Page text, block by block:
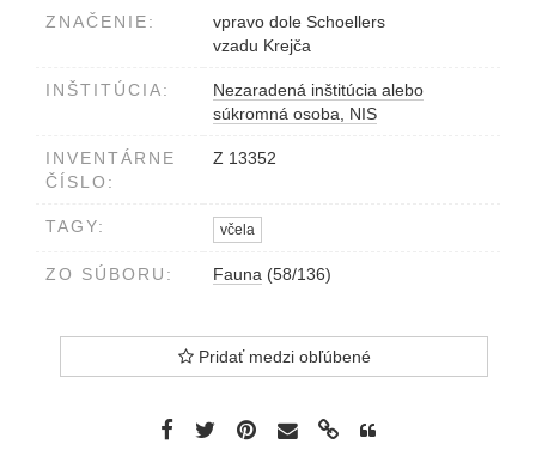
ZNAČENIE:
vpravo dole Schoellers
vzadu Krejča
INŠTITÚCIA:
Nezaradená inštitúcia alebo
súkromná osoba, NIS
INVENTÁRNE
ČÍSLO:
Z 13352
TAGY: včela
ZO SÚBORU: Fauna (58/136)
Pridať medzi obľúbené